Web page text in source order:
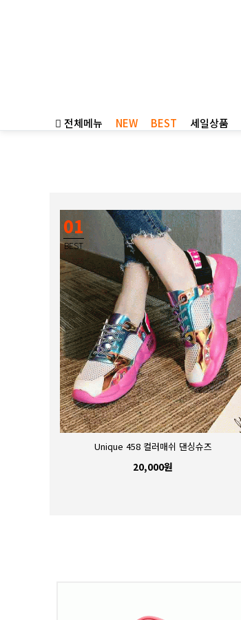
전체메뉴 NEW BEST 세일상품
01
BEST
Unique 458 컬러매쉬 댄싱슈즈
20,000원